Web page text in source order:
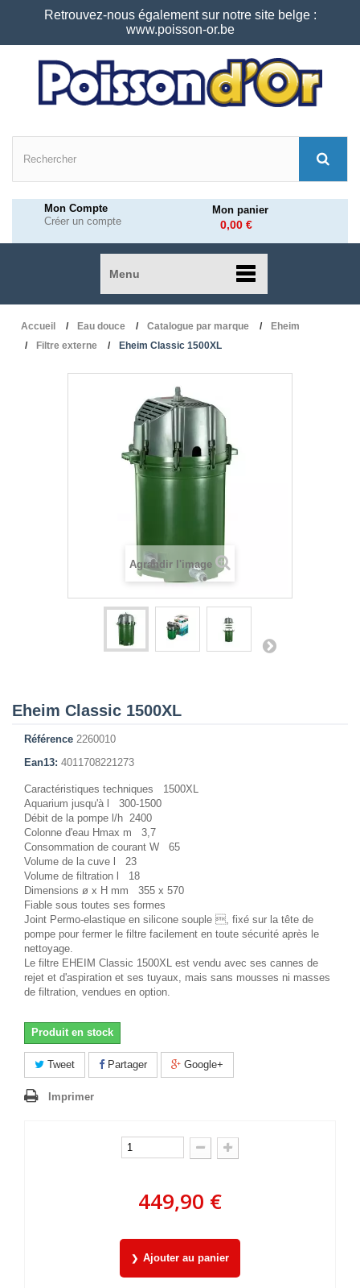
Retrouvez-nous également sur notre site belge :
www.poisson-or.be
Mon Compte
Créer un compte
Mon panier
0,00 €
Menu
Accueil Eau douce Catalogue par marque
Eheim
Filtre externe
Eheim Classic 1500XL
Agrandir l'image
Eheim Classic 1500XL
Référence 2260010
Ean13: 4011708221273
Caractéristiques techniques 1500XL
Aquarium jusqu'à l 300-1500
Débit de la pompe l/h 2400
Colonne d'eau Hmax m 3,7
Consommation de courant W 65
Volume de la cuve l 23
Volume de filtration l 18
Dimensions ø x H mm 355 x 570
Fiable sous toutes ses formes
Joint Permo-elastique en silicone souple , fixé sur la tête de
pompe pour fermer le filtre facilement en toute sécurité après le
nettoyage.
Le filtre EHEIM Classic 1500XL est vendu avec ses cannes de
rejet et d'aspiration et ses tuyaux, mais sans mousses ni masses
de filtration, vendues en option.
Produit en stock
Tweet Partager Google+
Imprimer
449,90 €
Ajouter au panier